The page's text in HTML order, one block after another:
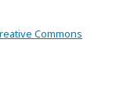
Commons